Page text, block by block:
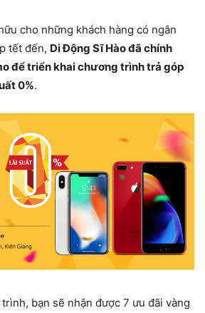
cho những khách hàng có ngân
tết đến, Di Động Sĩ Hào đã chính
để triển khai chương trình trả góp
0%.
bạn sẽ nhận được 7 ưu đãi vàng